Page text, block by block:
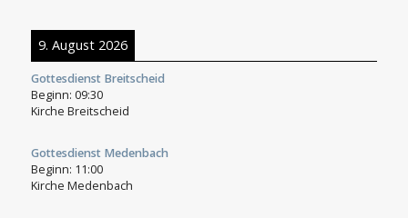
9. August 2026
Gottesdienst Breitscheid
Beginn: 09:30
Kirche Breitscheid
Gottesdienst Medenbach
Beginn: 11:00
Kirche Medenbach